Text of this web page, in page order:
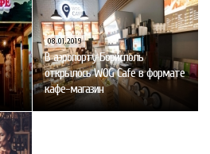
08.01.2019
В аэропорту Борисполь
открылось WOG Cafe в формате
кафе-магазин